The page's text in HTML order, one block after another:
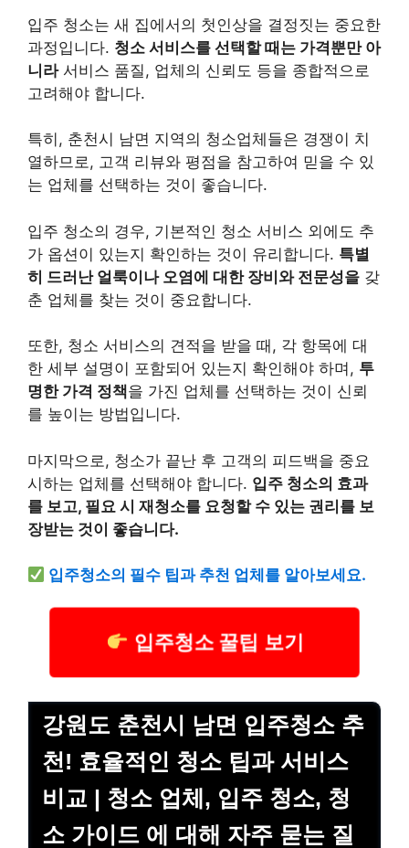
입주 청소는 새 집에서의 첫인상을 결정짓는 중요한
과정입니다. 청소 서비스를 선택할 때는 가격뿐만 아
니라서비스 품질, 업체의 신뢰도 등을 종합적으로
고려해야 합니다.
특히, 춘천시 남면 지역의 청소업체들은 경쟁이 치
열하므로, 고객 리뷰와 평점을 참고하여 믿을 수 있
는 업체를 선택하는 것이 좋습니다.
입주 청소의 경우, 기본적인 청소 서비스 외에도 추
가 옵션이 있는지 확인하는 것이 유리합니다. 특별
히 드러난 얼룩이나 오염에 대한 장비와 전문성을 갖
춘 업체를 찾는 것이 중요합니다.
또한, 청소 서비스의 견적을 받을 때, 각 항목에 대
한 세부 설명이 포함되어 있는지 확인해야 하며, 투
명한 가격 정책을 가진 업체를 선택하는 것이 신뢰
를 높이는 방법입니다.
마지막으로, 청소가 끝난 후 고객의 피드백을 중요
시하는 업체를 선택해야 합니다. 입주 청소의 효과
를 보고, 필요 시 재청소를 요청할 수 있는 권리를 보
장받는 것이 좋습니다.
입주청소의 필수 팁과 추천 업체를 알아보세요.
입주청소 꿀팁 보기
강원도 춘천시 남면 입주청소 추
천! 효율적인 청소 팁과 서비스
비교 | 청소 업체, 입주 청소, 청
소 가이드 에 대해 자주 묻는 질